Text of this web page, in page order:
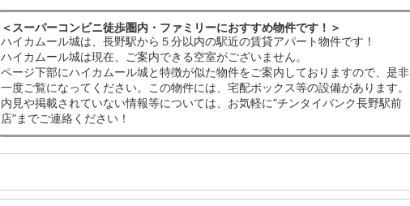
＜スーパーコンビニ徒歩圏内・ファミリーにおすすめ物件です！＞
ハイカムール城は、長野駅から５分以内の駅近の賃貸アパート物件です！
ハイカムール城は現在、ご案内できる空室がございません。
ページ下部にハイカムール城と特徴が似た物件をご案内しておりますので、是非
一度ご覧になってください。この物件には、宅配ボックス等の設備があります。
内見や掲載されていない情報等については、お気軽に”チンタイバンク長野駅前
店”までご連絡ください！